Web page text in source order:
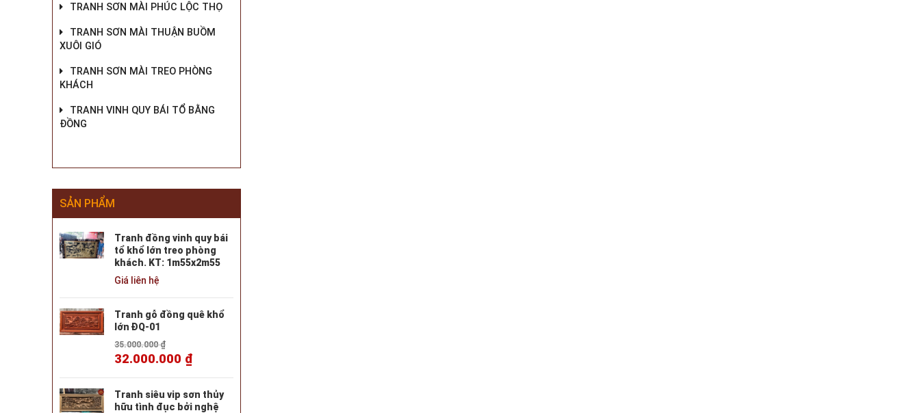
TRANH SƠN MÀI PHÚC LỘC THỌ
TRANH SƠN MÀI THUẬN BUỒM
XUÔI GIÓ
TRANH SƠN MÀI TREO PHÒNG
KHÁCH
TRANH VINH QUY BÁI TỔ BẰNG
ĐỒNG
SẢN PHẨM
Tranh đồng vinh quy bái
tổ khổ lớn treo phòng
khách. KT: 1m55x2m55
Giá liên hệ
Tranh gỗ đồng quê khổ
lớn ĐQ-01
35.000.000₫
32.000.000 ₫
Tranh siêu vip sơn thủy
hữu tình đục bởi nghệ